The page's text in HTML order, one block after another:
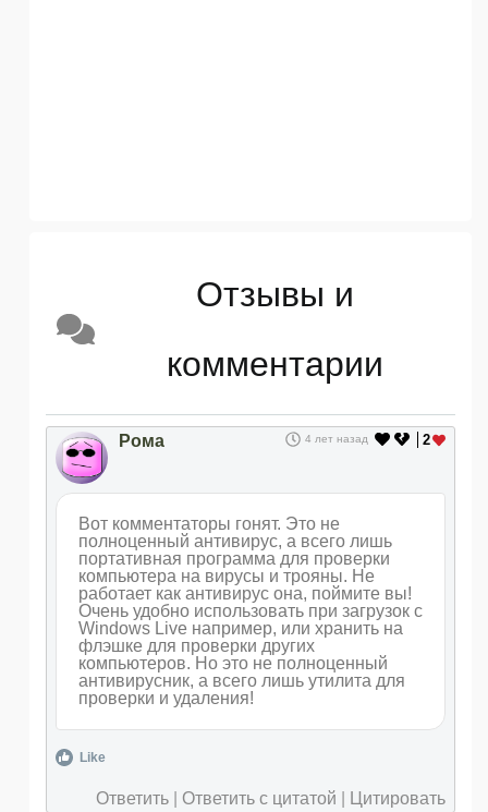
Отзывы и
комментарии
2
Рома 4 лет назад
Вот комментаторы гонят. Это не
полноценный антивирус, а всего лишь
портативная программа для проверки
компьютера на вирусы и трояны. Не
работает как антивирус она, поймите вы!
Очень удобно использовать при загрузок с
Windows Live например, или хранить на
флэшке для проверки других
компьютеров. Но это не полноценный
антивирусник, а всего лишь утилита для
проверки и удаления!
Like
Ответить Ответить с цитатой Цитировать